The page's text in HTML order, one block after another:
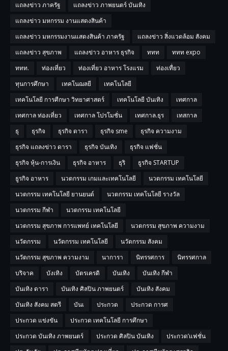
แถลงข่าว ภาครัฐ
แถลงข่าว ภาพยนตร์ บันเทิง
แถลงข่าว มหกรรม งานแสดงสินค้า
แถลงข่าว มหกรรมงานแสดงสินค้า ภาครัฐ
แถลงข่าว สิ่งแวดล้อม สังคม
แถลงข่าว สุขภาพ
แถลงข่าว อาหาร ธุรกิจ ททท
ททท expo
ททท.
ท่องเที่ยว ท่องเที่ยว อาหาร โรงแรม
ท่องเทื่ยว
ทุนการศึกษา
เทคโนฌลยี
เทคโนโลยี
เทคโนโลยี การศีกษา วิทยาศาสตร์
เทคโนโลยี บันเทิง
เทศกาล
เทศกาล ท่องเที่ยว
เทศกาล โปรโมชั่น เทศกาล.ธุร
เทสกาล
ธุ
ธุรกิจ ธุรกิจ ดารา ธุรกิจ sme
ธุรกิจ ความงาม
ธุรกิจ แถลงข่าว ดารา
ธุรกิจ บันเทิง
ธุรกิจ แฟชั่น
ธุรกิจ หุ้น-การเงิน
ธุรกิจ อาหาร ธุริ
ธูรกิจ STARTUP
ธูรกิจ อาหาร
นวตกรรม เกมและเทคโนโลยี
นวตกรรม เทคโนโลยี
นวตกรรม เทคโนโลยี ยานยนต์
นวตกรรม เทคโนโลยี รางวัล
นวตกรรม กีฬา
นวตกรรม เทคโนโลยี
นวตกรรม สุขภาพ การแพทย์ เทคโนโลยี
นวตกรรม สุขภาพ ความงาม
นวัตกรรม
นวัตกรรม เทคโนโลยี
นวัตกรรม สังคม
นวัตกรรม สุขภาพ ความงาม
นาการา นิทรรศการ
นิทรรศกาล
บริจาค
บังเทิง บัตรเครดิ บันเทิง
บันเทิง กีฬา
บันเทิง ดารา
บันเทิง ศิลปิน ภาพยนตร์
บันเทิง สังคม
บันเทิง สังคม สตรี
บันเ ประกวด
ประกวด การศ
ประกวด แข่งขัน
ประกวด เทคโนโลยี การศึกษา
ประกวด บันเทิง ภาพยนตร์
ประกวด ศิลปิน บันเทิง
ประกวด’แฟชั่น